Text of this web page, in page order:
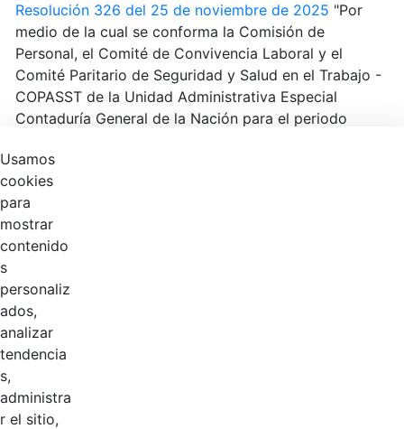
Resolución 326 del 25 de noviembre de 2025 "Por
medio de la cual se conforma la Comisión de
Personal, el Comité de Convivencia Laboral y el
Comité Paritario de Seguridad y Salud en el Trabajo -
COPASST de la Unidad Administrativa Especial
Contaduría General de la Nación para el periodo
Productos
Logo BDME
Horizontal.svg
Usamos
cookies
para
mostrar
contenido
s
personaliz
ados,
analizar
tendencia
s,
administra
r el sitio,